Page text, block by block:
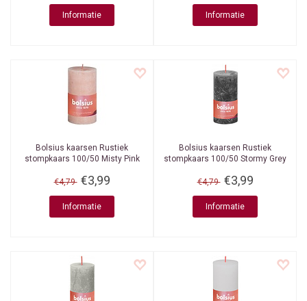
Informatie Informatie
Bolsius kaarsen Rustiek
stompkaars 100/50 Misty Pink
€4,79 €3,99
Informatie
Bolsius kaarsen Rustiek
stompkaars 100/50 Stormy Grey
€4,79 €3,99
Informatie